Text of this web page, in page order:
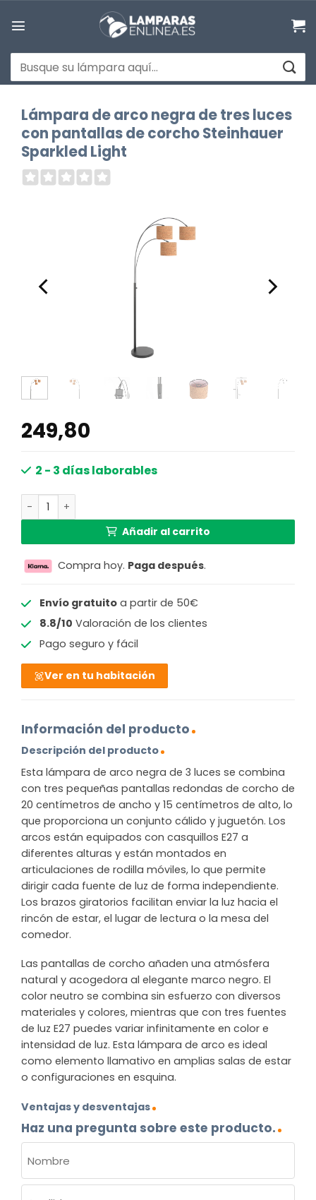
Buscar
por:
Lámpara de arco negra de tres luces
con pantallas de corcho Steinhauer
Sparkled Light
249,80
2 - 3 días laborables
Lámpara de arco negra de tres luces con pantallas de
Añadir al carrito
Compra hoy. Paga después.
Envío gratuitoa partir de 50€
8.8/10 Valoración de los clientes
Pago seguro y fácil
Ver en tu habitación
Información del producto
Descripción del producto
Esta lámpara de arco negra de 3 luces se combina
con tres pequeñas pantallas redondas de corcho de
20 centímetros de ancho y 15 centímetros de alto, lo
que proporciona un conjunto cálido y juguetón. Los
arcos están equipados con casquillos E27 a
diferentes alturas y están montados en
articulaciones de rodilla móviles, lo que permite
dirigir cada fuente de luz de forma independiente.
Los brazos giratorios facilitan enviar la luz hacia el
rincón de estar, el lugar de lectura o la mesa del
comedor.
Las pantallas de corcho añaden una atmósfera
natural y acogedora al elegante marco negro. El
color neutro se combina sin esfuerzo con diversos
materiales y colores, mientras que con tres fuentes
de luz E27 puedes variar infinitamente en color e
intensidad de luz. Esta lámpara de arco es ideal
como elemento llamativo en amplias salas de estar
o configuraciones en esquina.
Ventajas y desventajas
Haz una pregunta sobre este producto.
(OBLIGATORIO)
Nombre